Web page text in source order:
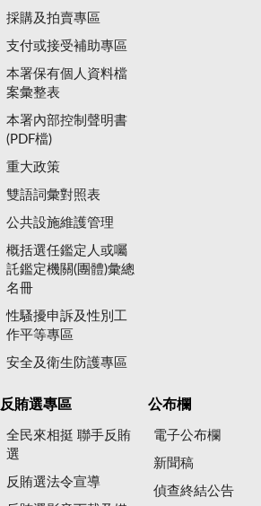
採購及拍賣專區
支付或接受補助專區
本署保有個人資料檔
案彙整表
本署內部控制聲明書
(PDF檔)
重大政策
雙語詞彙對照表
公共設施維護管理
概括選任鑑定人或囑
託鑑定機關(團體)彙總
名冊
性騷擾申訴及性別工
作平等專區
安全及衛生防護專區
反賄選專區
全民來相挺 聯手反賄
選
反賄選法令宣導
公布欄
電子公布欄
新聞稿
偵查終結公告